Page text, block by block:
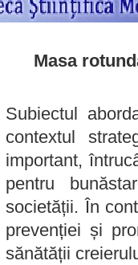
Masa
Subiectul
contextul
important,
pentru
societății. În
prevenției și
sănătății